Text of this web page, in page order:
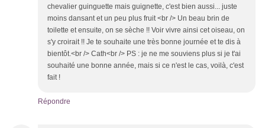
chevalier guinguette mais guignette, c'est bien aussi... juste
moins dansant et un peu plus fruit <br /> Un beau brin de
toilette et ensuite, on se sèche !! Voir vivre ainsi cet oiseau, on
s'y croirait !! Je te souhaite une très bonne journée et te dis à
bientôt.<br /> Cath<br /> PS : je ne me souviens plus si je t'ai
souhaité une bonne année, mais si ce n'est le cas, voilà, c'est
fait !
Répondre